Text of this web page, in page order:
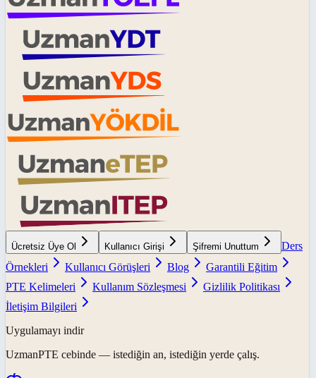
Ücretsiz Üye Ol Kullanıcı Girişi Şifremi Unuttum
Ders
Örnekleri
Kullanıcı Görüşleri Blog
Garantili Eğitim
PTE Kelimeleri
Kullanım Sözleşmesi
Gizlilik Politikası
İletişim Bilgileri
Uygulamayı indir
UzmanPTE cebinde — istediğin an, istediğin yerde çalış.